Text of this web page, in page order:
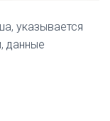
указывается
данные